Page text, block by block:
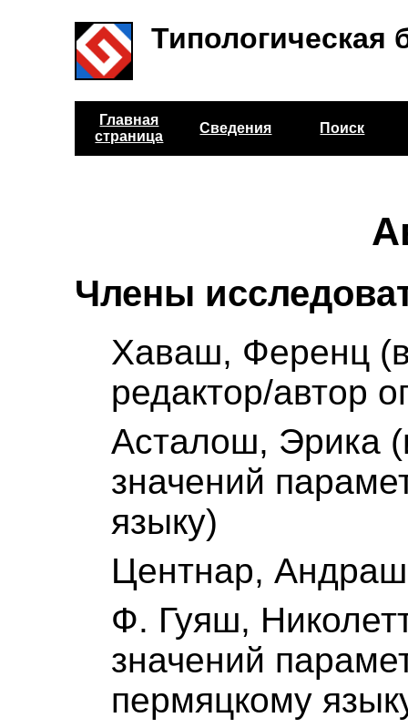
Типологическая
Главная
страница
Сведения Поиск
Члены
Хаваш, Ференц
редактор/автор
Асталош, Эрика
значений
языку)
Центнар,
Ф. Гуяш,
значений
пермяцкому